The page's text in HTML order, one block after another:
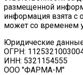
размещенной
информация взята с
может со временем
Юридические
ОГРН:
ИНН: 5321154555
ООО "ФАРМА-М"